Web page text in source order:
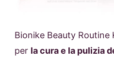
Bionike Beauty Routine
per la cura e la pulizia